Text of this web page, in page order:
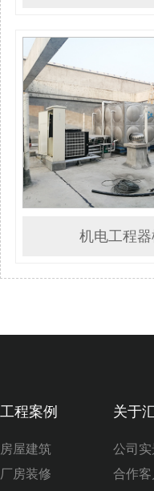
机电工程
工程案例
房屋建筑
厂房装修
关于
公司实
合作客